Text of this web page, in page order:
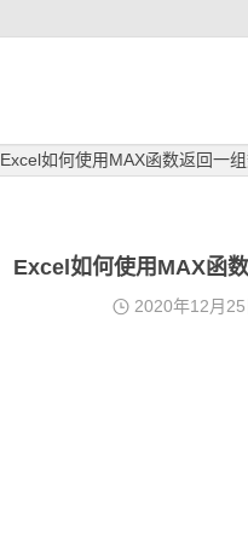
Excel如何使用MAX函数返回一
Excel如何使用MAX函
2020年12月25